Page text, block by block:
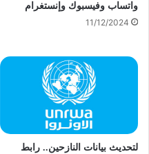
واتساب وفيسبوك وإنستغرام
11/12/2024
لتحديث بيانات النازحين.. رابط